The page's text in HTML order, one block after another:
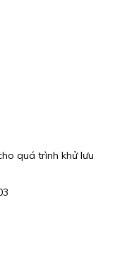
quá trình khử lưu